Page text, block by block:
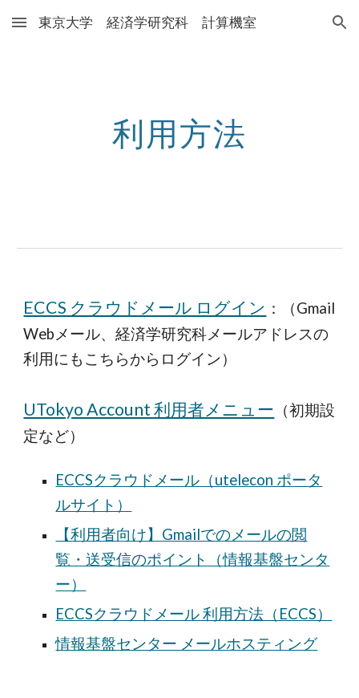
Skip to main content Skip to navigation
東京大学 経済学研究科 計算機室
利用方法
ECCS クラウドメール ログイン ：（Gmail
Webメール、経済学研究科メールアドレスの
利用にもこちらからログイン）
UTokyo Account 利用者メニュー （初期設
定など）
ECCSクラウドメール（utelecon ポータ
ルサイト）
【利用者向け】Gmailでのメールの閲
覧・送受信のポイント（情報基盤センタ
ー）
ECCSクラウドメール 利用方法（ECCS）
情報基盤センター メールホスティング